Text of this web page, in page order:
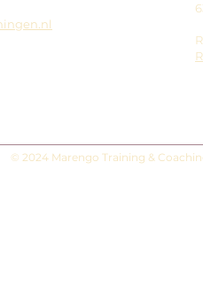
© 2024 Marengo Training &